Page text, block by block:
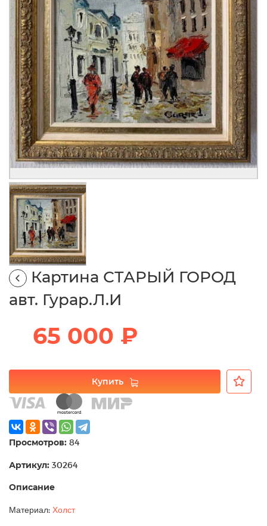
Картина СТАРЫЙ ГОРОД
авт. Гурар.Л.И
65 000 ₽
Купить
Просмотров: 84
Артикул: 30264
Описание
Материал: Холст